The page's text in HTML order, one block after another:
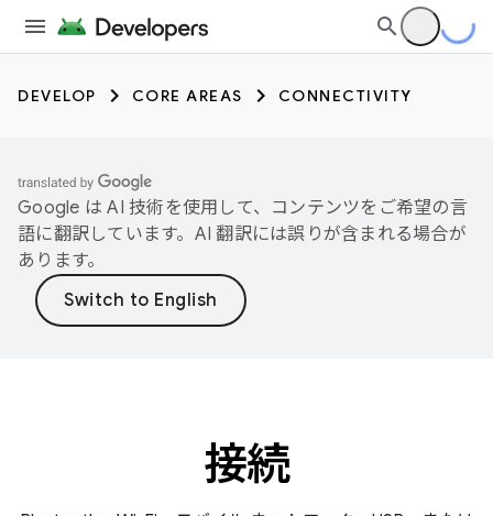
DEVELOP CORE AREAS CONNECTIVITY
Google は AI 技術を使用して、コンテンツをご希望の言
語に翻訳しています。AI 翻訳には誤りが含まれる場合が
あります。
接続